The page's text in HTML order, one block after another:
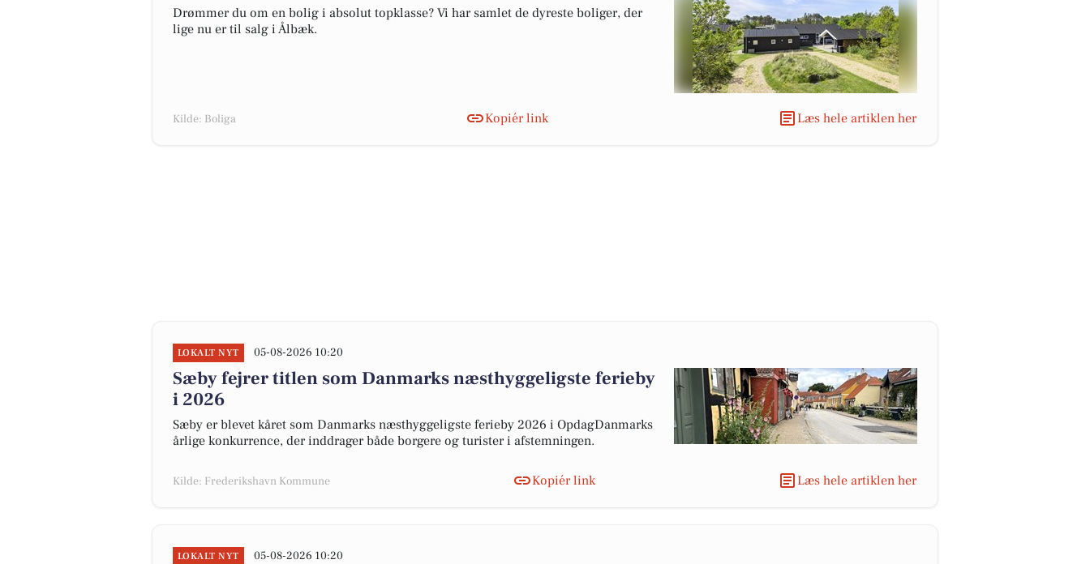
Drømmer du om en bolig i absolut topklasse? Vi har samlet de dyreste boliger, der
lige nu er til salg i Ålbæk.
Kilde: Boliga Kopiér link Læs hele artiklen her
LOKALT NYT 05-08-2026 10:20
Sæby fejrer titlen som Danmarks næsthyggeligste ferieby
i 2026
Sæby er blevet kåret som Danmarks næsthyggeligste ferieby 2026 i OpdagDanmarks
årlige konkurrence, der inddrager både borgere og turister i afstemningen.
Kilde: Frederikshavn Kommune Kopiér link Læs hele artiklen her
LOKALT NYT 05-08-2026 10:20